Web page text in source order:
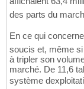
des parts du
En ce qui
soucis et, même
à tripler son
marché. De 11,6
système